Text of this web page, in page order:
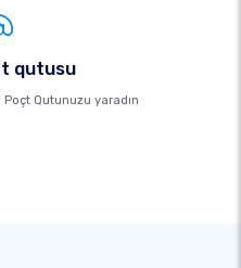
qutusu
Poçt Qutunuzu yaradın